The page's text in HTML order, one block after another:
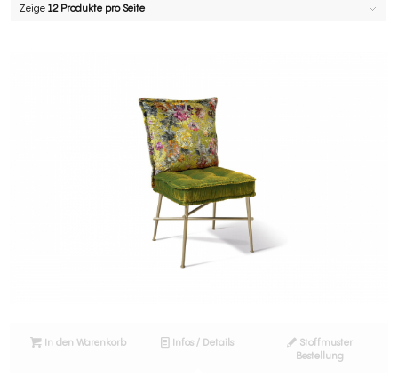
Zeige12 Produkte pro Seite
In den Warenkorb Infos / Details
Stoffmuster
Bestellung